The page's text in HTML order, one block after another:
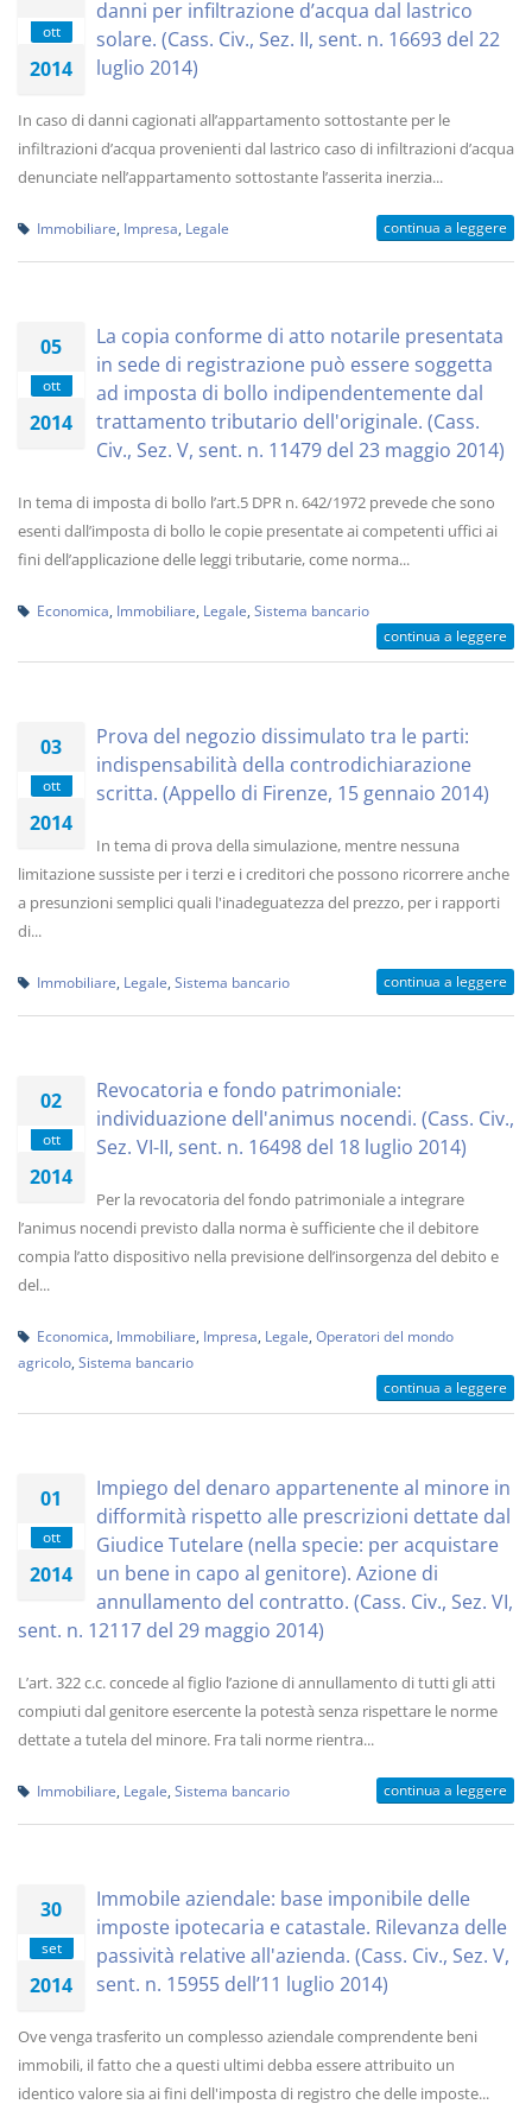
ott
2014
danni per infiltrazione d’acqua dal lastrico
solare. (Cass. Civ., Sez. II, sent. n. 16693 del 22
luglio 2014)
In caso di danni cagionati all’appartamento sottostante per le
infiltrazioni d’acqua provenienti dal lastrico caso di infiltrazioni d’acqua
denunciate nell’appartamento sottostante l’asserita inerzia...
Immobiliare Impresa Legale continua a leggere
05
ott
2014
La copia conforme di atto notarile presentata
in sede di registrazione può essere soggetta
ad imposta di bollo indipendentemente dal
trattamento tributario dell'originale. (Cass.
Civ., Sez. V, sent. n. 11479 del 23 maggio 2014)
In tema di imposta di bollo l’art.5 DPR n. 642/1972 prevede che sono
esenti dall’imposta di bollo le copie presentate ai competenti uffici ai
fini dell’applicazione delle leggi tributarie, come norma...
Economica Immobiliare Legale Sistema bancario
continua a leggere
03
ott
2014
Prova del negozio dissimulato tra le parti:
indispensabilità della controdichiarazione
scritta. (Appello di Firenze, 15 gennaio 2014)
In tema di prova della simulazione, mentre nessuna
limitazione sussiste per i terzi e i creditori che possono ricorrere anche
a presunzioni semplici quali l'inadeguatezza del prezzo, per i rapporti
di...
Immobiliare Legale Sistema bancario continua a leggere
02
ott
2014
Revocatoria e fondo patrimoniale:
individuazione dell'animus nocendi. (Cass. Civ.,
Sez. VI-II, sent. n. 16498 del 18 luglio 2014)
Per la revocatoria del fondo patrimoniale a integrare
l’animus nocendi previsto dalla norma è sufficiente che il debitore
compia l’atto dispositivo nella previsione dell’insorgenza del debito e
del...
Economica Immobiliare Impresa Legale Operatori del mondo
agricolo Sistema bancario
continua a leggere
01
ott
2014
Impiego del denaro appartenente al minore in
difformità rispetto alle prescrizioni dettate dal
Giudice Tutelare (nella specie: per acquistare
un bene in capo al genitore). Azione di
annullamento del contratto. (Cass. Civ., Sez. VI,
sent. n. 12117 del 29 maggio 2014)
L’art. 322 c.c. concede al figlio l’azione di annullamento di tutti gli atti
compiuti dal genitore esercente la potestà senza rispettare le norme
dettate a tutela del minore. Fra tali norme rientra...
Immobiliare Legale Sistema bancario continua a leggere
30
set
2014
Immobile aziendale: base imponibile delle
imposte ipotecaria e catastale. Rilevanza delle
passività relative all'azienda. (Cass. Civ., Sez. V,
sent. n. 15955 dell’11 luglio 2014)
Ove venga trasferito un complesso aziendale comprendente beni
immobili, il fatto che a questi ultimi debba essere attribuito un
identico valore sia ai fini dell'imposta di registro che delle imposte...